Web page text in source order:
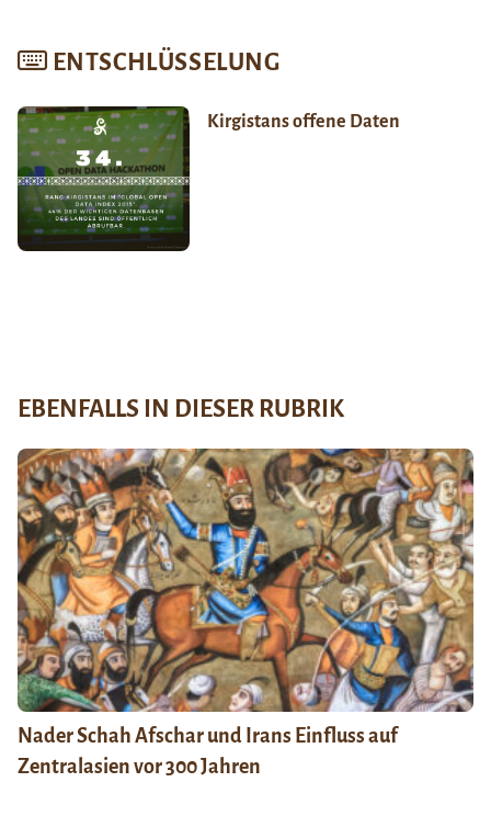
ENTSCHLÜSSELUNG
Kirgistans offene Daten
EBENFALLS IN DIESER RUBRIK
Nader Schah Afschar und Irans Einfluss auf
Zentralasien vor 300 Jahren